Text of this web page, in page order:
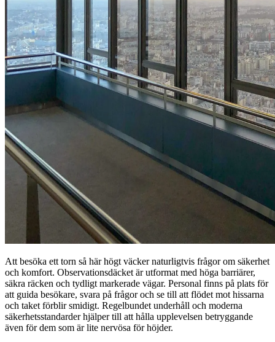
Att besöka ett torn så här högt väcker naturligtvis frågor om säkerhet
och komfort. Observationsdäcket är utformat med höga barriärer,
säkra räcken och tydligt markerade vägar. Personal finns på plats för
att guida besökare, svara på frågor och se till att flödet mot hissarna
och taket förblir smidigt. Regelbundet underhåll och moderna
säkerhetsstandarder hjälper till att hålla upplevelsen betryggande
även för dem som är lite nervösa för höjder.